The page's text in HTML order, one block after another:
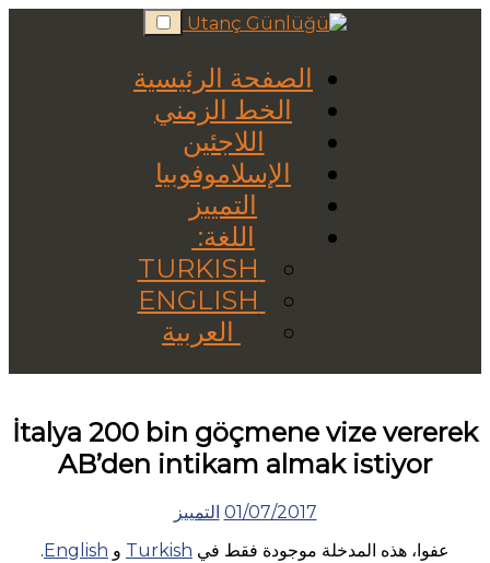
Skip
to
الصفحة الرئيسية
الخط الزمني
اللاجئين
الإسلاموفوبيا
التمييز
اللغة:
العربية
İtalya 200 bin göçmene vize vererek
AB’den intikam almak istiyor
01/07/2017 التمييز
عفوا، هذه المدخلة موجودة فقط في Turkish و English
.